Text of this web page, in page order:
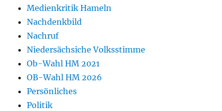
Medienkritik Hameln
Nachdenkbild
Nachruf
Niedersächsiche Volksstimme
Ob-Wahl HM 2021
OB-Wahl HM 2026
Persönliches
Politik